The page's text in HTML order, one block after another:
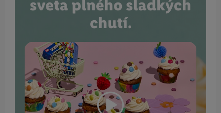
sveta plného sladkých
chutí.